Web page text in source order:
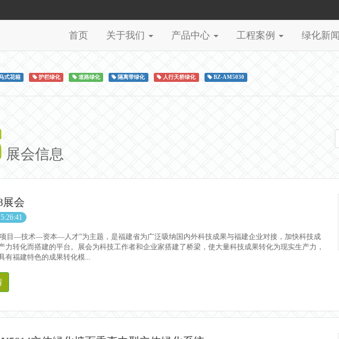
首页 关于我们 产品中心 工程案例 绿化新闻
式花箱 护栏绿化 道路绿化 隔离带绿化 人行天桥绿化 BZ-AM5030
展会信息
展会
项目—技术—资本—人才”为主题，是福建省为广泛吸纳国内外科技成果与福建企业对接，加快科技成
力转化而搭建的平台。展会为科技工作者和企业家搭建了桥梁，使大量科技成果转化为现实生产力，
有福建特色的成果转化模...